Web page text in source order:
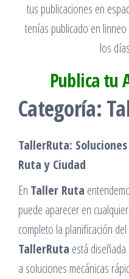
tus publicaciones en
tenías publicado en
los
Publica tu
Categoría:
TallerRuta:
Ruta y Ciudad
En Taller Ruta
puede aparecer en
completo la planificación
TallerRuta está
a soluciones mecánicas